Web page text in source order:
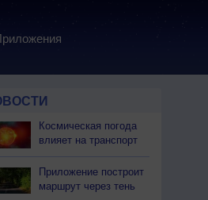
Космическая погода
влияет на транспорт
Приложение построит
маршрут через тень